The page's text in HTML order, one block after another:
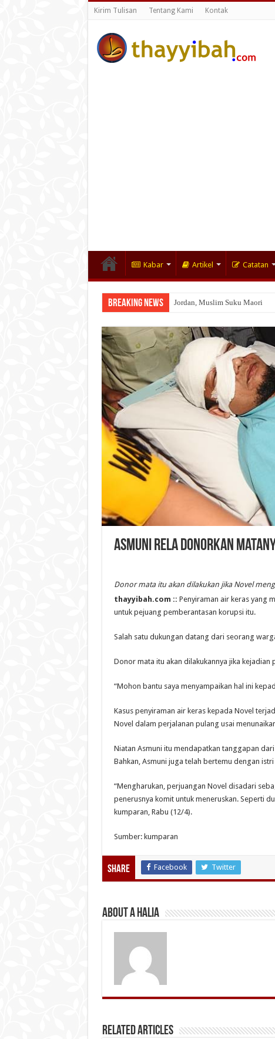
Kirim Tulisan Tentang Kami Kontak
Kabar Artikel Catatan
Breaking News Jordan, Muslim Suku Maori
Asmuni Rela Donorkan
Donor mata itu akan dilakukan jika Novel
thayyibah.com :: Penyiraman air keras yang
untuk pejuang pemberantasan korupsi itu.
Salah satu dukungan datang dari seorang
Donor mata itu akan dilakukannya jika
“Mohon bantu saya menyampaikan hal ini
Kasus penyiraman air keras kepada Novel
Novel dalam perjalanan pulang usai
Niatan Asmuni itu mendapatkan tanggapan
Bahkan, Asmuni juga telah bertemu dengan
“Mengharukan, perjuangan Novel disadari
penerusnya komit untuk meneruskan. Seperti
kumparan, Rabu (12/4).
Sumber: kumparan
Share Facebook Twitter
About A Halia
Related Articles